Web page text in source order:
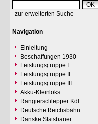
zur erweiterten Suche
Navigation
Einleitung
Beschaffungen 1930
Leistungsgruppe I
Leistungsgruppe II
Leistungsgruppe III
Akku-Kleinloks
Rangierschlepper Kdl
Deutsche Reichsbahn
Danske Statsbaner